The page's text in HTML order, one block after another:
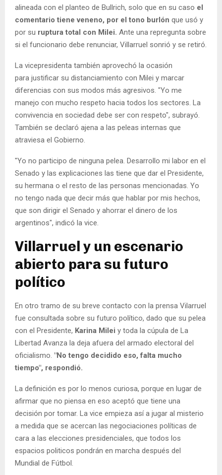
alineada con el planteo de Bullrich, solo que en su caso el
comentario tiene veneno, por el tono burlón que usó y
por su ruptura total con Milei. Ante una repregunta sobre
si el funcionario debe renunciar, Villarruel sonrió y se retiró.
La vicepresidenta también aprovechó la ocasión
para justificar su distanciamiento con Milei y marcar
diferencias con sus modos más agresivos. "Yo me
manejo con mucho respeto hacia todos los sectores. La
convivencia en sociedad debe ser con respeto", subrayó.
También se declaró ajena a las peleas internas que
atraviesa el Gobierno.
"Yo no participo de ninguna pelea. Desarrollo mi labor en el
Senado y las explicaciones las tiene que dar el Presidente,
su hermana o el resto de las personas mencionadas. Yo
no tengo nada que decir más que hablar por mis hechos,
que son dirigir el Senado y ahorrar el dinero de los
argentinos", indicó la vice.
Villarruel y un escenario
abierto para su futuro
político
En otro tramo de su breve contacto con la prensa Vilarruel
fue consultada sobre su futuro político, dado que su pelea
con el Presidente, Karina Milei y toda la cúpula de La
Libertad Avanza la deja afuera del armado electoral del
oficialismo. "No tengo decidido eso, falta mucho
tiempo", respondió.
La definición es por lo menos curiosa, porque en lugar de
afirmar que no piensa en eso aceptó que tiene una
decisión por tomar. La vice empieza así a jugar al misterio
a medida que se acercan las negociaciones políticas de
cara a las elecciones presidenciales, que todos los
espacios politicos pondrán en marcha después del
Mundial de Fútbol.